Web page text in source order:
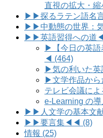
直視の拡大・
▶▶探るラテン語名
▶▶中動態の世界：
▶▶英語習得への道
▶【今日の英語
◀ (464)
▶気の利いた
▶文学作品か
テレビ会議に
e-Learning の
▶▶人文学の基本文
▶▶要言集◀◀ (8)
情報 (25)